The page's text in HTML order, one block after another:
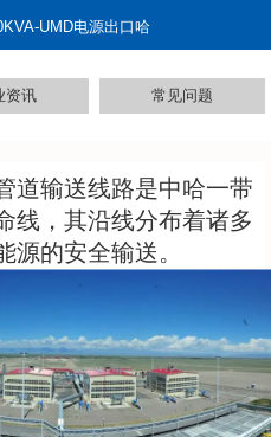
UMD电源出口哈
资讯 常见问题
道输送线路是中哈一带
线，其沿线分布着诸多
源的安全输送。